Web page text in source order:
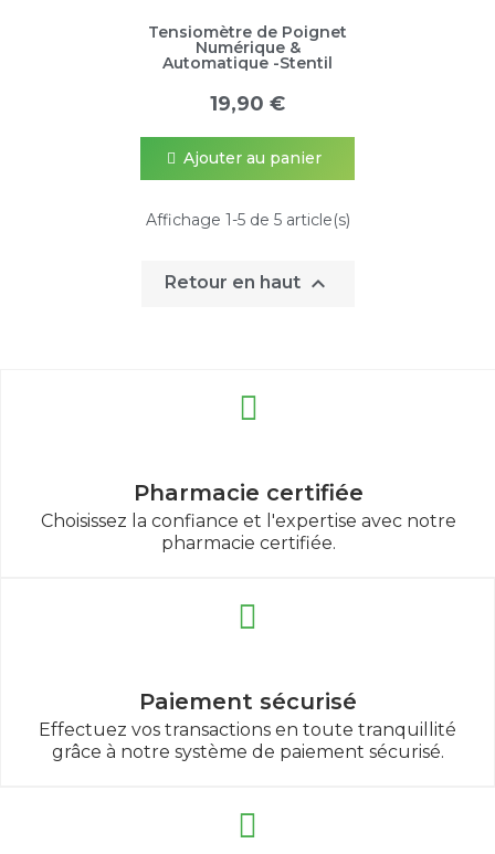
Tensiomètre de Poignet
Numérique &
Automatique -Stentil
19,90 €
Ajouter au panier
Affichage 1-5 de 5 article(s)
Retour en haut 
Pharmacie certifiée
Choisissez la confiance et l'expertise avec notre
pharmacie certifiée.
Paiement sécurisé
Effectuez vos transactions en toute tranquillité
grâce à notre système de paiement sécurisé.